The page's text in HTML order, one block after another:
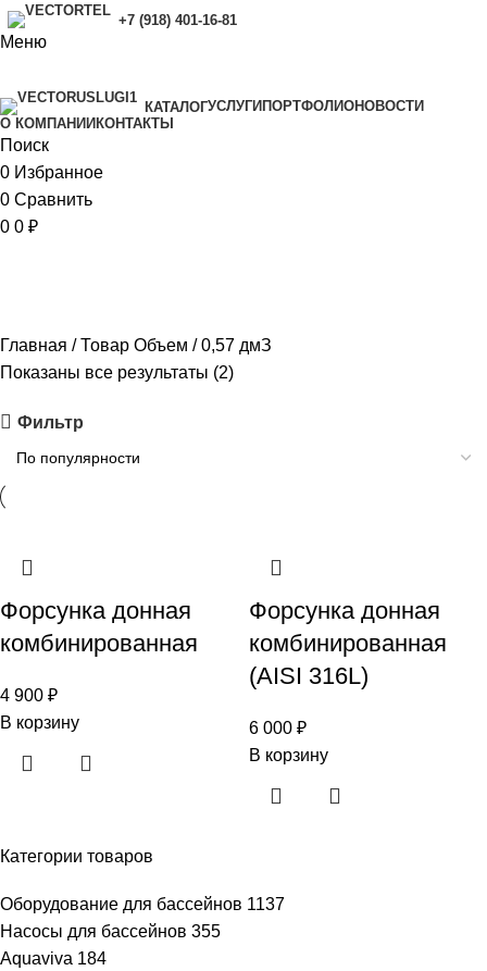
+7 (918) 401-16-81
Меню
КАТАЛОГУСЛУГИ ПОРТФОЛИОНОВОСТИ
O КОМПАНИИ КОНТАКТЫ
Поиск
0 Избранное
0 Сравнить
0 0 ₽
Категории товаров
Оборудование для бассейнов 1137
Насосы для бассейнов 355
Aquaviva 184
Главная Товар Объем
0,57 дмЗ
Показаны все результаты (2)
Фильтр
Форсунка донная
комбинированная
4 900 ₽
В корзину
Форсунка донная
комбинированная
(AISI 316L)
6 000 ₽
В корзину